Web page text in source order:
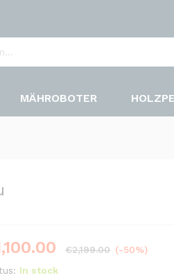
MÄHROBOTER
€2,199.00 (-50%)
In stock